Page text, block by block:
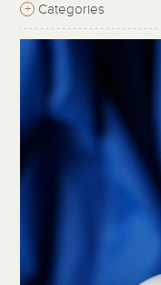
+ Categories